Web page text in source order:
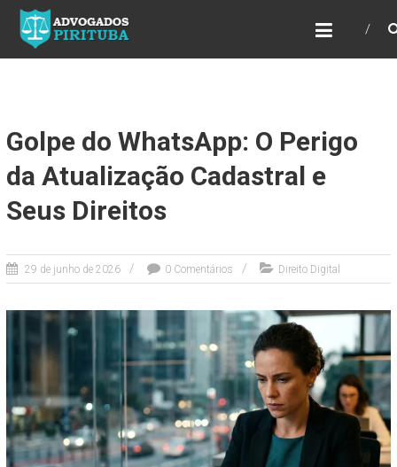
ADVOGADOS PIRITUBA
Precisando de advogado? Entre em contato!
Fazemos toda a assessoria que você
Golpe do WhatsApp: O Perigo
da Atualização Cadastral e
Seus Direitos
29 de junho de 2026 0 Comentários Direito Digital